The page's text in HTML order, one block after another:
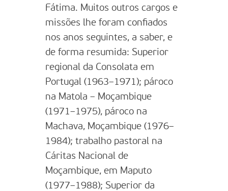
Fátima. Muitos outros cargos e
missões lhe foram confiados
nos anos seguintes, a saber, e
de forma resumida: Superior
regional da Consolata em
Portugal (1963–1971); pároco
na Matola – Moçambique
(1971–1975), pároco na
Machava, Moçambique (1976–
1984); trabalho pastoral na
Cáritas Nacional de
Moçambique, em Maputo
(1977–1988); Superior da